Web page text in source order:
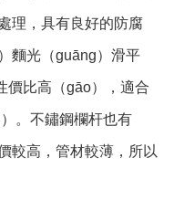
理，具有良好的防腐
麵光（guāng）滑平
價比高（gāo），適合
。不鏽鋼欄杆也有
較高，管材較薄，所以